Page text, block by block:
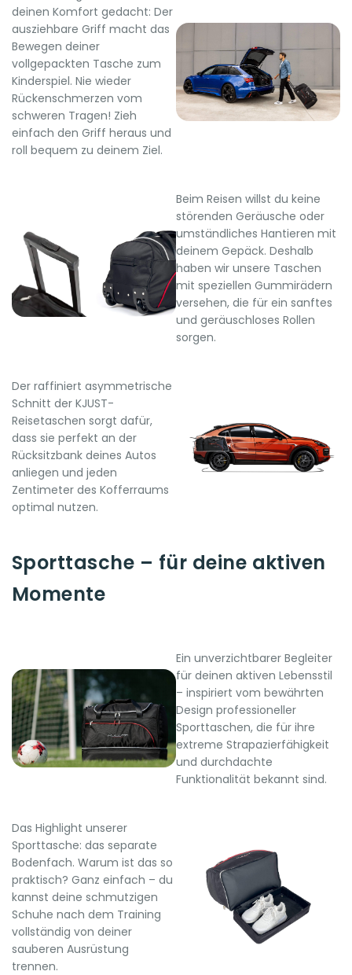
deinen Komfort gedacht: Der
ausziehbare Griff macht das
Bewegen deiner
vollgepackten Tasche zum
Kinderspiel. Nie wieder
Rückenschmerzen vom
schweren Tragen! Zieh
einfach den Griff heraus und
roll bequem zu deinem Ziel.
Beim Reisen willst du keine
störenden Geräusche oder
umständliches Hantieren mit
deinem Gepäck. Deshalb
haben wir unsere Taschen
mit speziellen Gummirädern
versehen, die für ein sanftes
und geräuschloses Rollen
sorgen.
Der raffiniert asymmetrische
Schnitt der KJUST-
Reisetaschen sorgt dafür,
dass sie perfekt an der
Rücksitzbank deines Autos
anliegen und jeden
Zentimeter des Kofferraums
optimal nutzen.
Sporttasche – für deine aktiven
Momente
Ein unverzichtbarer Begleiter
für deinen aktiven Lebensstil
– inspiriert vom bewährten
Design professioneller
Sporttaschen, die für ihre
extreme Strapazierfähigkeit
und durchdachte
Funktionalität bekannt sind.
Das Highlight unserer
Sporttasche: das separate
Bodenfach. Warum ist das so
praktisch? Ganz einfach – du
kannst deine schmutzigen
Schuhe nach dem Training
vollständig von deiner
sauberen Ausrüstung
trennen.